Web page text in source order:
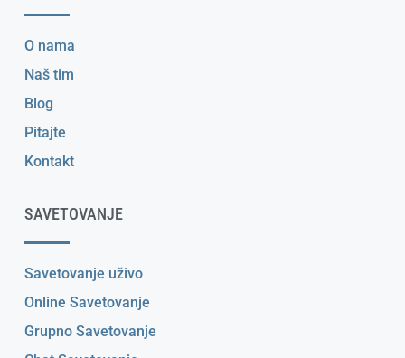
O nama
Naš tim
Blog
Pitajte
Kontakt
SAVETOVANJE
Savetovanje uživo
Online Savetovanje
Grupno Savetovanje